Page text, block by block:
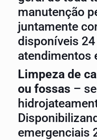
manutenção
juntamente
disponíveis
atendimentos
Limpeza de
ou fossas –
emergenciais